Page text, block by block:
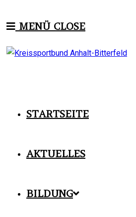
InhaltMENÜ CLOSE
STARTSEITE
AKTUELLES
BILDUNG